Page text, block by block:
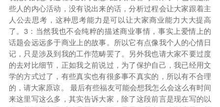
些人的内心活动，没有说出来的话，分析过程会让大家跟着主
人公去思考，这种思考能力是可以让大家商业能力大大提高
了。3：当然我也不会纯粹的描述商业事情，事实上爱情上的
话题会远远多于商业上的故事。所以它有点像我个人的心情日
记，只是涉及到我的工作范畴罢了。另外我也请大家不要过度
的去对比细节，正如我之前说过，为了保护自己，我已经用文
学的方式过了，有些真实也有很多事不真实的，所以有不合理
的，请大家原谅。 最后有些福友可能会想我怎么会这么有时间
来这里写这么多，其实告诉大家，除了这段前言是现在写的以